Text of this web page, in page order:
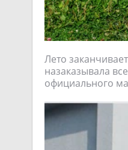
Лето
назаказывала
официального